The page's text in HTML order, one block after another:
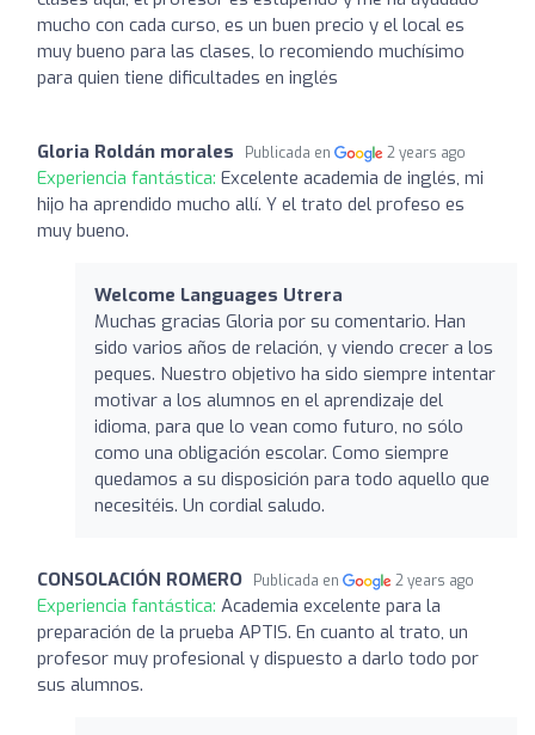
mucho con cada curso, es un buen precio y el local es
muy bueno para las clases, lo recomiendo muchísimo
para quien tiene dificultades en inglés
Gloria Roldán morales Publicada en 2 years ago
Experiencia fantástica: Excelente academia de inglés, mi
hijo ha aprendido mucho allí. Y el trato del profeso es
muy bueno.
Welcome Languages Utrera
Muchas gracias Gloria por su comentario. Han
sido varios años de relación, y viendo crecer a los
peques. Nuestro objetivo ha sido siempre intentar
motivar a los alumnos en el aprendizaje del
idioma, para que lo vean como futuro, no sólo
como una obligación escolar. Como siempre
quedamos a su disposición para todo aquello que
necesitéis. Un cordial saludo.
CONSOLACIÓN ROMERO Publicada en 2 years ago
Experiencia fantástica: Academia excelente para la
preparación de la prueba APTIS. En cuanto al trato, un
profesor muy profesional y dispuesto a darlo todo por
sus alumnos.